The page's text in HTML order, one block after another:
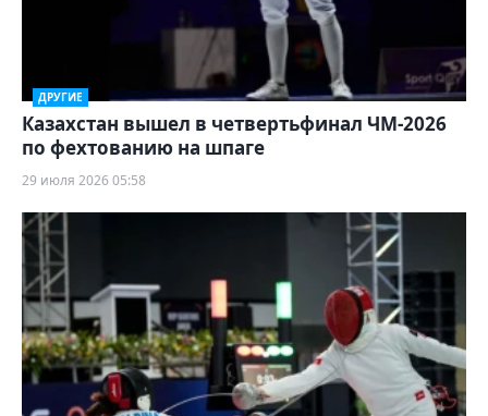
ДРУГИЕ
Казахстан вышел в четвертьфинал ЧМ-2026
по фехтованию на шпаге
29 июля 2026 05:58